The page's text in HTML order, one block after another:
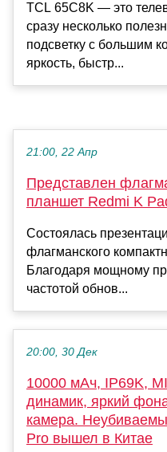
TCL 65C8K — это
сразу несколько
подсветку с большим
яркость, быстр...
21:00, 22 Апр
Представлен
планшет Redmi K
Состоялась
флагманского
Благодаря мощному
частотой обнов...
20:00, 30 Дек
10000 мАч, IP69K,
динамик, яркий
камера.
Pro вышел в Китае